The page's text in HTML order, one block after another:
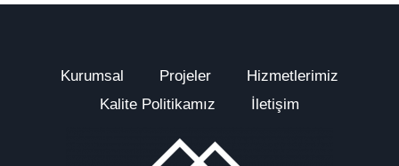
Kurumsal Projeler
Hizmetlerimiz
Kalite Politikamız
İletişim